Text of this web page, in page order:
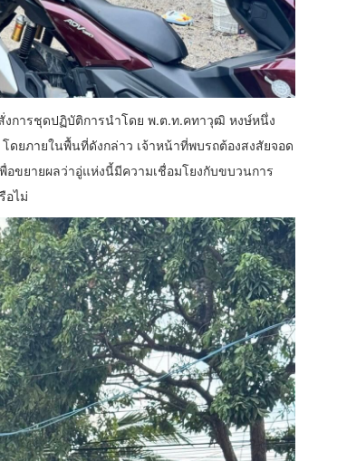
การชุดปฏิบัติการนำโดย พ.ต.ท.คทาวุฒิ หงษ์หนึ่ง
ดยภายในพื้นที่ดังกล่าว เจ้าหน้าที่พบรถต้องสงสัยจอด
อขยายผลว่าอู่แห่งนี้มีความเชื่อมโยงกับขบวนการ
อไม่